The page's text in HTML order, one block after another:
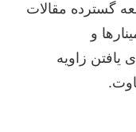
گسترده مقالات
و
یافتن زاویه